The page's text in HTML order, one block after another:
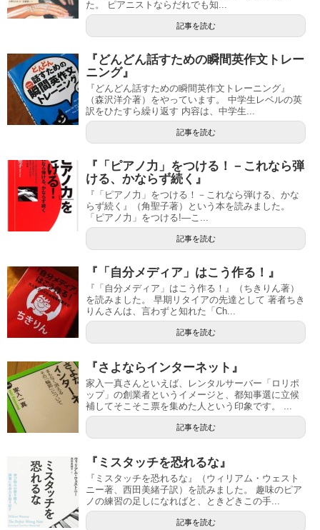
た。 ピアニストならだれでも知...
記事を読む
『どんどん話すための瞬間英作文トレー
ニング』
『どんどん話すための瞬間英作文トレーニング』
（森沢洋介著）をやっています。 中学生レベルの英
訳をひたすら繰り返す 内容は、中学生...
記事を読む
『「ピアノ力」をつける！－これなら弾
ける、かならず続く』
『「ピアノ力」をつける！－これなら弾ける、かな
らず続く』（角聖子著）という本を読みました。
「ピアノ力」をつける!―こ...
記事を読む
『「自分メディア」はこう作る！』
『「自分メディア」はこう作る！』（ちきりん著）
を読みました。 早期リタイアの先達として 著者ちき
りんさんは、言わずと知れた「Ch...
記事を読む
『さよならインターネット』
家入一真さんといえば、レンタルサーバー「ロリポ
ップ」の創業者というイメージと、都知事選に立候
補してそこそこ票を集めた人という印象です。 ...
記事を読む
『ミスタッチを恐れるな』
『ミスタッチを恐れるな』（ウィリアム・ウェスト
ニー著、西田美緒子訳）を読みました。 趣味のピア
ノの練習の足しになればと、ときどきこの手...
記事を読む